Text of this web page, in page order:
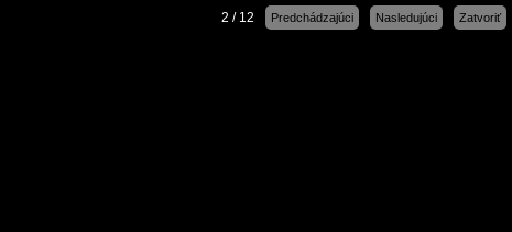
Zatvoriť
Nasledujúci
Predchádzajúci
2 / 12